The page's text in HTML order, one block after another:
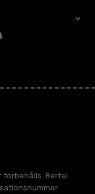
förbehålls. Bertel